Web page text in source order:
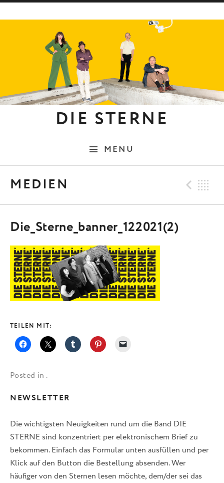
DIE STERNE
MENU
MEDIEN
Die_Sterne_banner_122021(2)
TEILEN MIT:
Posted in .
NEWSLETTER
Die wichtigsten Neuigkeiten rund um die Band DIE
STERNE sind konzentriert per elektronischem Brief zu
bekommen. Einfach das Formular unten ausfüllen und per
Klick auf den Button die Bestellung absenden. Wer
häufiger von den Sternen lesen möchte, dem/der sei das